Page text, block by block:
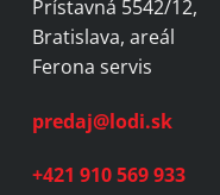
chosen
on
Prístavná 5542/12,
Bratislava, areál
Ferona servis
predaj@lodi.sk
+421 910 569 933